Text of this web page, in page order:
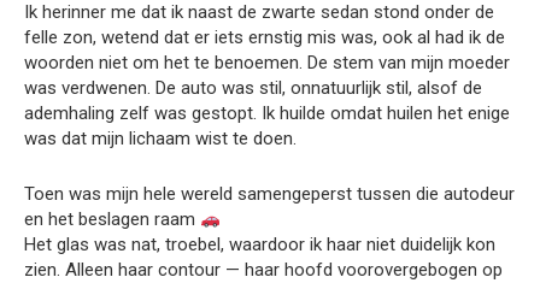
Ik herinner me dat ik naast de zwarte sedan stond onder de
felle zon, wetend dat er iets ernstig mis was, ook al had ik de
woorden niet om het te benoemen. De stem van mijn moeder
was verdwenen. De auto was stil, onnatuurlijk stil, alsof de
ademhaling zelf was gestopt. Ik huilde omdat huilen het enige
was dat mijn lichaam wist te doen.
Toen was mijn hele wereld samengeperst tussen die autodeur
en het beslagen raam
Het glas was nat, troebel, waardoor ik haar niet duidelijk kon
zien. Alleen haar contour — haar hoofd voorovergebogen op